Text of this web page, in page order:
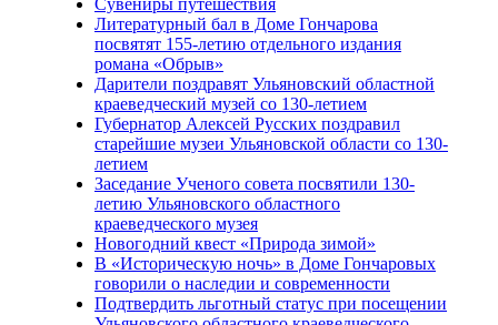
Сувениры путешествия
Литературный бал в Доме Гончарова
посвятят 155-летию отдельного издания
романа «Обрыв»
Дарители поздравят Ульяновский областной
краеведческий музей со 130-летием
Губернатор Алексей Русских поздравил
старейшие музеи Ульяновской области со 130-
летием
Заседание Ученого совета посвятили 130-
летию Ульяновского областного
краеведческого музея
Новогодний квест «Природа зимой»
В «Историческую ночь» в Доме Гончаровых
говорили о наследии и современности
Подтвердить льготный статус при посещении